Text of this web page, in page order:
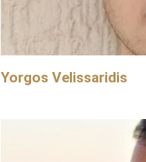
Yorgos Velissaridis